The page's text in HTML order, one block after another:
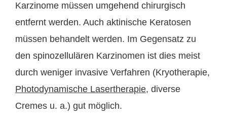
Karzinome müssen umgehend chirurgisch
entfernt werden. Auch aktinische Keratosen
müssen behandelt werden. Im Gegensatz zu
den spinozellulären Karzinomen ist dies meist
durch weniger invasive Verfahren (Kryotherapie,
Photodynamische Lasertherapie, diverse
Cremes u. a.) gut möglich.